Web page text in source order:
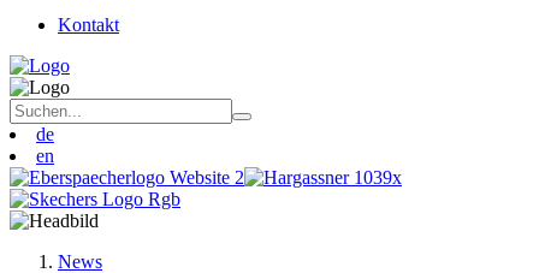
Kontakt
de
en
News